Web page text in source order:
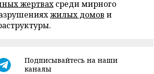
жертвахсреди мирного
жилых домов и
Подписывайтесь на наши
каналы